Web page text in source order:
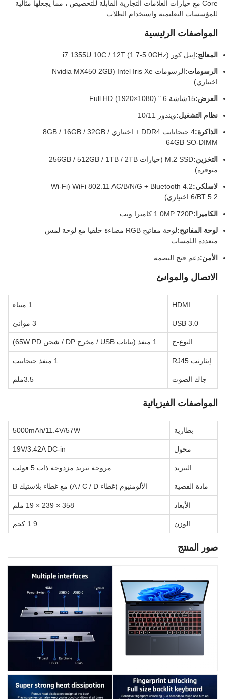
Core مع خيارات العلامات التجارية القابلة للتخصيص ، مما يجعلها مثالية
للمؤسسات التعليمية واستخدام الطلاب.
المواصفات الرئيسية
المعالج:إنتل كور i7 1355U 10C / 12T (1.7-5.0GHz)
الرسومات:
الرسومات Intel Iris Xe (Nvidia MX450 2GB
اختياري)
العرض:15شاشة.6 " Full HD (1920×1080)
نظام التشغيل:ويندوز 10/11
الذاكرة:
4 جيجابايت DDR4 + اختياري 8GB / 16GB / 32GB /
64GB SO-DIMM
التخزين:
M.2 SSD (خيارات 256GB / 512GB / 1TB / 2TB
متوفرة)
لاسلكي:
WiFi 802.11 AC/B/N/G + Bluetooth 4.2 (Wi-Fi
6/BT 5.2 اختياري)
الكاميرا:1.0MP 720P كاميرا ويب
لوحة المفاتيح:
لوحة مفاتيح RGB مضاءة خلفيا مع لوحة لمس
متعددة اللمسات
الأمن:دعم فتح البصمة
الاتصال والموانئ
HDMI 1 ميناء
USB 3.0 3 موانئ
النوع-ج 1 منفذ (بيانات USB / مخرج DP / شحن 65W PD)
إيثارنت RJ45 1 منفذ جيجابيت
جاك الصوت 3.5ملم
المواصفات الفيزيائية
بطارية 5000mAh/11.4V/57W
محول 19V/3.42A DC-in
التبريد مروحة تبريد مزدوجة ذات 5 فولت
مادة القضية الألومنيوم (غطاء A / C / D) مع غطاء بلاستيك B
الأبعاد 358 × 239 × 19 ملم
الوزن 1.9 كجم
صور المنتج